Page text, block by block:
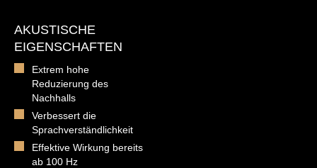
AKUSTISCHE
EIGENSCHAFTEN
Extrem hohe
Reduzierung des
Nachhalls
Verbessert die
Sprachverständlichkeit
Effektive Wirkung bereits
ab 100 Hz